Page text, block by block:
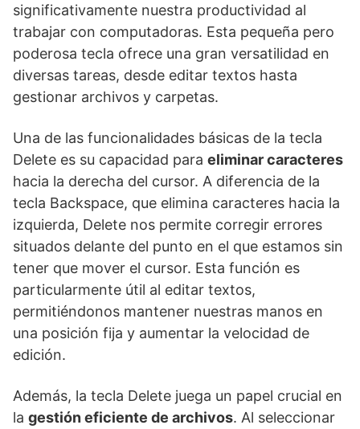
significativamente nuestra productividad al
trabajar con computadoras. Esta pequeña pero
poderosa tecla ofrece una gran versatilidad en
diversas tareas, desde editar textos hasta
gestionar archivos y carpetas.
Una de las funcionalidades básicas de la tecla
Delete es su capacidad para eliminar caracteres
hacia la derecha del cursor. A diferencia de la
tecla Backspace, que elimina caracteres hacia la
izquierda, Delete nos permite corregir errores
situados delante del punto en el que estamos sin
tener que mover el cursor. Esta función es
particularmente útil al editar textos,
permitiéndonos mantener nuestras manos en
una posición fija y aumentar la velocidad de
edición.
Además, la tecla Delete juega un papel crucial en
la gestión eficiente de archivos. Al seleccionar